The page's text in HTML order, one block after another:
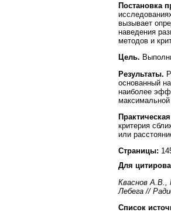
Постановка
вызывает
наведения
методов и
Цель.
Результаты.
основанный
наиболее
критерия
или
Страницы:
Для
Кваснов А.В.,
Лебега //
Список